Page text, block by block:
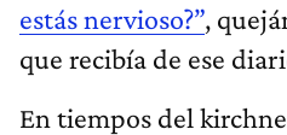
estás nervioso?”,
que recibía de ese
En tiempos del